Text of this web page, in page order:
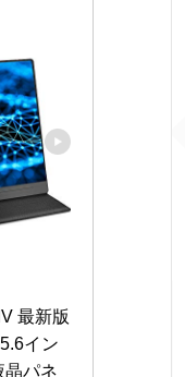
最新版
イン
晶パネ